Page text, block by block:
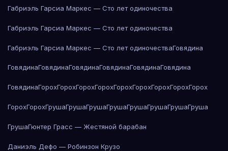
Габриэль Гарсиа Маркес — Сто лет одиночества
Габриэль Гарсиа Маркес — Сто лет одиночества
Габриэль Гарсиа Маркес — Сто лет одиночестваГовядина
ГовядинаГовядинаГовядинаГовядинаГовядинаГовядина
ГовядинаГорохГорохГорохГорохГорохГорохГорохГорохГорох
ГорохГорохГрушаГрушаГрушаГрушаГрушаГрушаГрушаГруша
ГрушаГюнтер Грасс — Жестяной барабан
Даниэль Дефо — Робинзон Крузо